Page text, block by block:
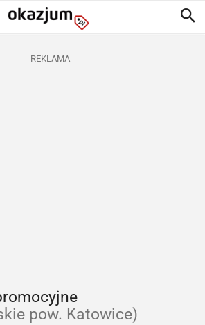
REKLAMA
pow. Katowice)